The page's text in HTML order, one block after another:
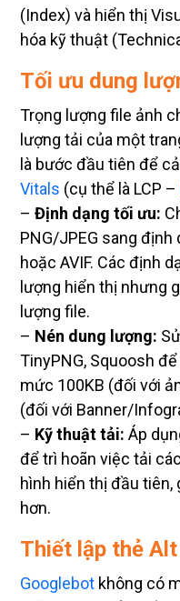
(Index) và hiển thị
hóa kỹ thuật
Tối ưu dung
Trọng lượng file ảnh
lượng tải của một
là bước đầu tiên để
Vitals (cụ thể là LCP –
– Định dạng tối ưu:
PNG/JPEG sang
hoặc AVIF. Các định
lượng hiển thị nhưng
lượng file.
– Nén dung lượng:
TinyPNG, Squoosh
mức 100KB (đối với
(đối với Banner/
– Kỹ thuật tải: Áp
để trì hoãn việc tải
hình hiển thị đầu tiên,
hơn.
Thiết lập thẻ
Googlebot không có